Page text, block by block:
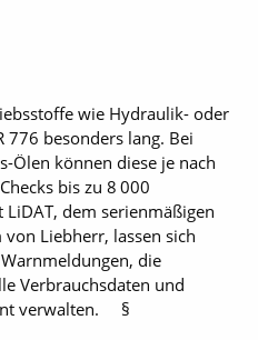
wie Hydraulik- oder
besonders lang. Bei
Ölen können diese je nach
bis zu 8 000
dem serienmäßigen
Liebherr, lassen sich
die
Verbrauchsdaten und
verwalten. §